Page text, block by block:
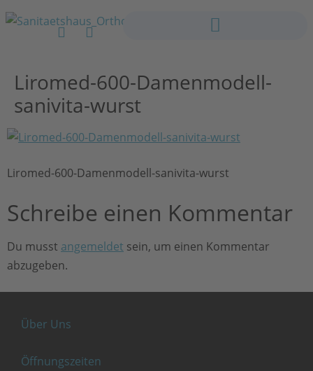
Liromed-600-Damenmodell-
sanivita-wurst
Liromed-600-Damenmodell-sanivita-wurst
Schreibe einen Kommentar
Du musst angemeldet sein, um einen Kommentar
abzugeben.
Über Uns
Öffnungszeiten